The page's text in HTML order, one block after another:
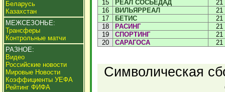
Беларусь
Казахстан
МЕЖСЕЗОНЬЕ:
Трансферы
Контрольные матчи
РАЗНОЕ:
Видео
Российские новости
Мировые Новости
Коэффициенты УЕФА
Рейтинг ФИФА
15
РЕАЛ СОСЬЕДАД
21
16
ВИЛЬЯРРЕАЛ
21
17
БЕТИС
21
18
РАСИНГ
21
19
СПОРТИНГ
21
20
САРАГОСА 21
Символическая